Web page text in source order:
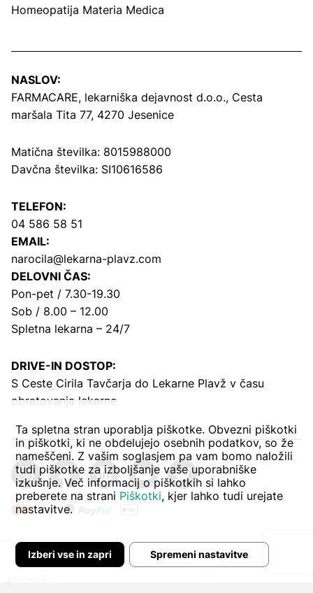
Homeopatija Materia Medica
NASLOV:
FARMACARE, lekarniška dejavnost d.o.o., Cesta
maršala Tita 77, 4270 Jesenice
Matična številka: 8015988000
Davčna številka: SI10616586
TELEFON:
04 586 58 51
EMAIL:
narocila@lekarna-plavz.com
DELOVNI ČAS:
Pon-pet / 7.30-19.30
Sob / 8.00 – 12.00
Spletna lekarna – 24/7
DRIVE-IN DOSTOP:
S Ceste Cirila Tavčarja do Lekarne Plavž v času
obratovanja lekarne
Avtor: Pogoji poslovanja Zasebnost in piškoti
Ta spletna stran uporablja piškotke. Obvezni piškotki
in piškotki, ki ne obdelujejo osebnih podatkov, so že
nameščeni. Z vašim soglasjem pa vam bomo naložili
tudi piškotke za izboljšanje vaše uporabniške
izkušnje. Več informacij o piškotkih si lahko
preberete na strani Piškotki, kjer lahko tudi urejate
nastavitve.
Spremeni nastavitve
Izberi vse in zapri